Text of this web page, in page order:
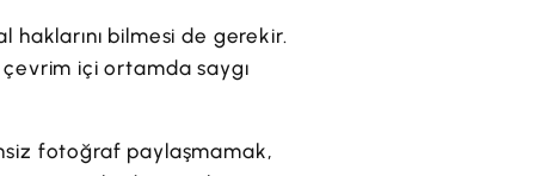
haklarını bilmesi de gerekir.
içi ortamda saygı
fotoğraf paylaşmamak,